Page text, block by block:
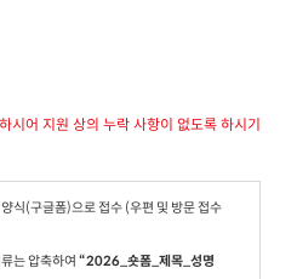
어 지원 상의 누락 사항이 없도록 하시기
식(구글폼)으로 접수 (우편 및 방문 접수
는 압축하여 “2026_숏폼_제목_성명